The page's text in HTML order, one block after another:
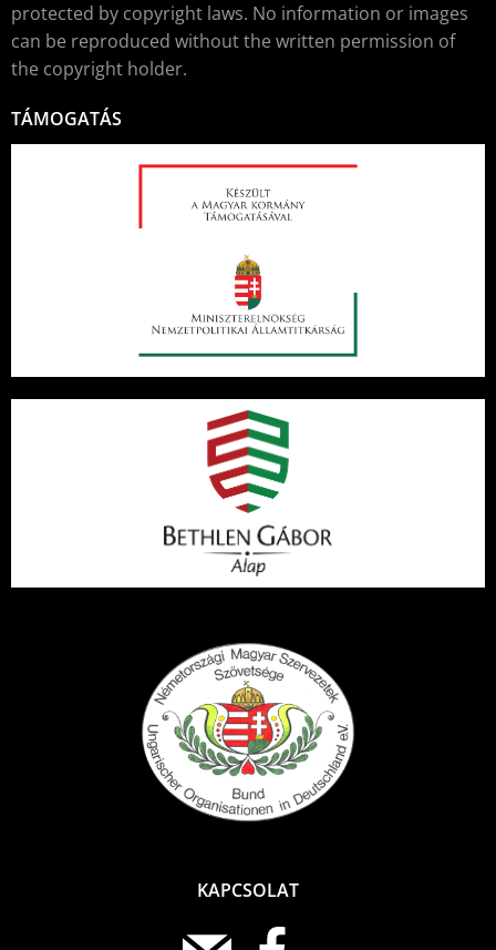
protected by copyright laws. No information or images
can be reproduced without the written permission of
the copyright holder.
TÁMOGATÁS
KAPCSOLAT